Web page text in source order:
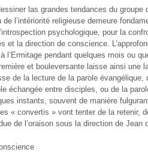
las grandes tendances du groupe
l’intériorité religieuse demeure
psychologique, pour la
et la direction de conscience.
l’Ermitage pendant quelques mois ou
et bouleversante laisse ainsi une
de la lecture de la parole
échangée entre disciples, ou de la
instants, souvent de manière
« convertis » vont tenter de la retenir,
de l’oraison sous la direction de Jean